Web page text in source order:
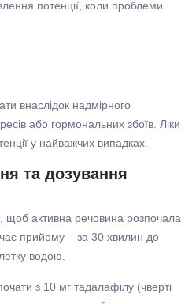
потенції, коли проблеми
внаслідок надмірного
або гормональних збоїв. Ліки
у найважчих випадках.
та дозування
щоб активна речовина розпочала
прийому – за 30 хвилин до
водою.
з 10 мг тадалафілу (чверті